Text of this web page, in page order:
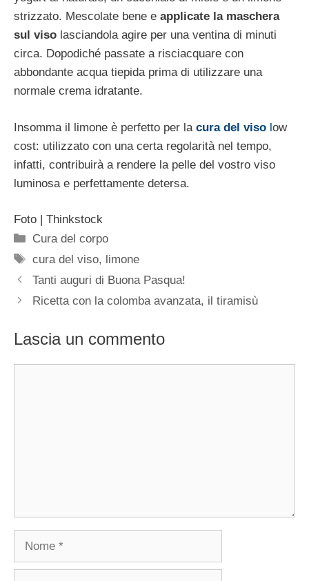
strizzato. Mescolate bene e applicate la maschera
sul viso lasciandola agire per una ventina di minuti
circa. Dopodiché passate a risciacquare con
abbondante acqua tiepida prima di utilizzare una
normale crema idratante.
Insomma il limone è perfetto per la cura del viso low
cost: utilizzato con una certa regolarità nel tempo,
infatti, contribuirà a rendere la pelle del vostro viso
luminosa e perfettamente detersa.
Foto | Thinkstock
Categorie
Cura del corpo
Tag
cura del viso, limone
Tanti auguri di Buona Pasqua!
Ricetta con la colomba avanzata, il tiramisù
Lascia un commento